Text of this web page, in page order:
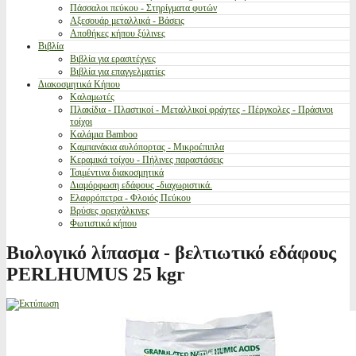
Πάσσαλοι πεύκου - Στηρίγματα φυτών
Αξεσουάρ μεταλλικά - Βάσεις
Αποθήκες κήπου ξύλινες
Βιβλία
Βιβλία για ερασιτέχνες
Βιβλία για επαγγελματίες
Διακοσμητικά Κήπου
Καλαμωτές
Πλακίδια - Πλαστικοί - Μεταλλικοί φράχτες - Πέργκολες - Πράσινοι
τοίχοι
Καλάμια Bamboo
Καμπανάκια αυλόπορτας - Μικροέπιπλα
Κεραμικά τοίχου - Πήλινες παραστάσεις
Τσιμέντινα διακοσμητικά
Διαμόρφωση εδάφους -διαχωριστικά.
Ελαφρόπετρα - Φλοιός Πεύκου
Βρύσες ορειχάλκινες
Φωτιστικά κήπου
Βιολογικό λίπασμα - βελτιωτικό εδάφους
PERLHUMUS 25 kgr